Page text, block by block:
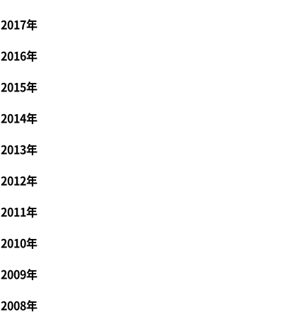
2017年
2016年
2015年
2014年
2013年
2012年
2011年
2010年
2009年
2008年